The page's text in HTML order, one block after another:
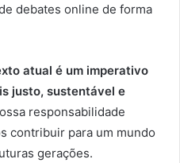
debates online de forma
atual é um imperativo
justo, sustentável e
responsabilidade
contribuir para um mundo
gerações.